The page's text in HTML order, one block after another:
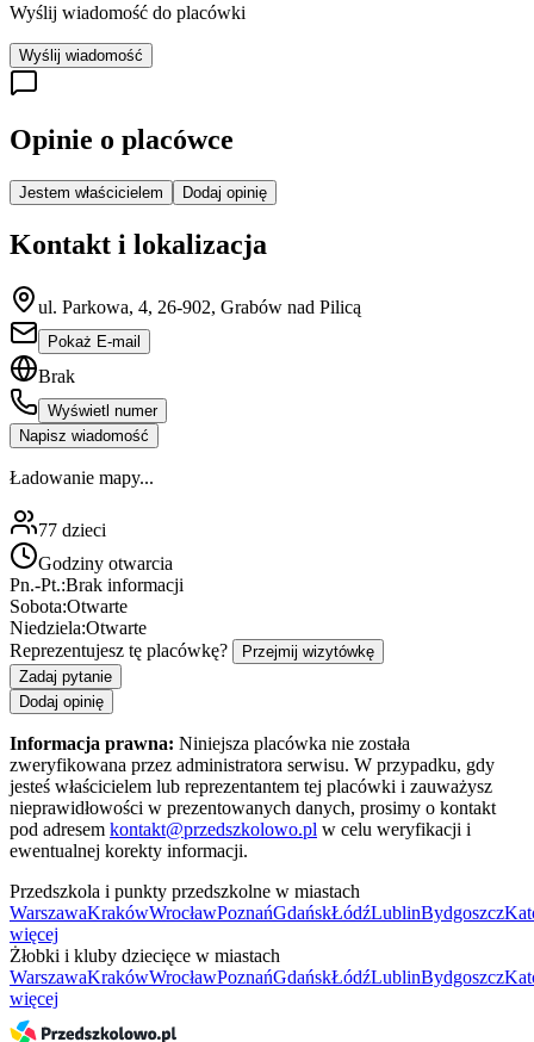
Wyślij wiadomość do placówki
Wyślij wiadomość
Opinie o placówce
Jestem właścicielem Dodaj opinię
Kontakt i lokalizacja
ul. Parkowa, 4, 26-902, Grabów nad Pilicą
Pokaż E-mail
Brak
Wyświetl numer
Napisz wiadomość
Ładowanie mapy...
77 dzieci
Godziny otwarcia
Pn.-Pt.:Brak informacji
Sobota:Otwarte
Niedziela:Otwarte
Reprezentujesz tę placówkę?
Przejmij wizytówkę
Zadaj pytanie
Dodaj opinię
Informacja prawna: Niniejsza placówka nie została
zweryfikowana przez administratora serwisu. W przypadku, gdy
jesteś właścicielem lub reprezentantem tej placówki i zauważysz
nieprawidłowości w prezentowanych danych, prosimy o kontakt
pod adresem kontakt@przedszkolowo.pl w celu weryfikacji i
ewentualnej korekty informacji.
Przedszkola i punkty przedszkolne w miastach
WarszawaKrakówWrocławPoznańGdańskŁódźLublinBydgoszcz
więcej
Żłobki i kluby dziecięce w miastach
WarszawaKrakówWrocławPoznańGdańskŁódźLublinBydgoszcz
więcej